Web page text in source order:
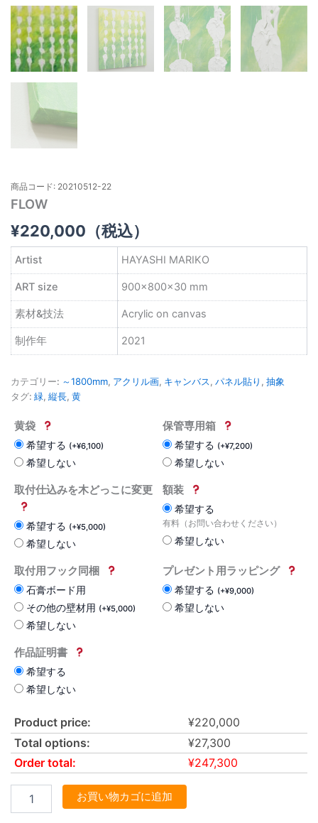
商品コード: 20210512-22
FLOW
¥220,000 （税込）
Artist HAYASHI MARIKO
ART size 900×800×30 mm
素材&技法 Acrylic on canvas
制作年 2021
カテゴリー: ～1800mm, アクリル画, キャンバス , パネル貼り , 抽象
タグ: 緑, 縦長, 黄
黄袋
希望する (+¥6,100)
希望しない
保管専用箱
希望する (+¥7,200)
希望しない
取付仕込みを木どっこに変更
希望する (+¥5,000)
希望しない
額装
希望する
有料（お問い合わせください）
希望しない
取付用フック同梱
石膏ボード用
その他の壁材用 (+¥5,000)
希望しない
プレゼント用ラッピング
希望する (+¥9,000)
希望しない
作品証明書
希望する
希望しない
Product price: ¥220,000
Total options:
¥27,300
Order total:
¥247,300
お買い物カゴに追加